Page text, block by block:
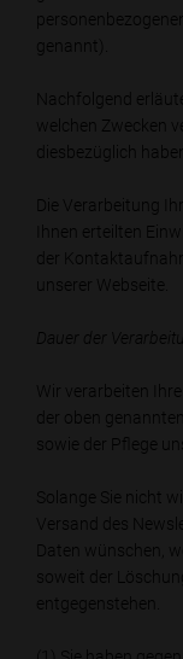
genannt).
Nachfolgend
welchen Zwecken
diesbezüglich haben.
Die Verarbeitung
Ihnen erteilten
der
unserer Webseite.
Dauer der
Wir verarbeiten
der oben
sowie der Pflege
Solange Sie nicht
Versand des
Daten wünschen,
soweit der
entgegenstehen.